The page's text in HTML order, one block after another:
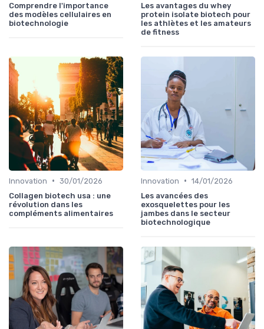
Comprendre l'importance
des modèles cellulaires en
biotechnologie
Les avantages du whey
protein isolate biotech pour
les athlètes et les amateurs
de fitness
Innovation • 30/01/2026
Collagen biotech usa : une
révolution dans les
compléments alimentaires
Innovation • 14/01/2026
Les avancées des
exosquelettes pour les
jambes dans le secteur
biotechnologique